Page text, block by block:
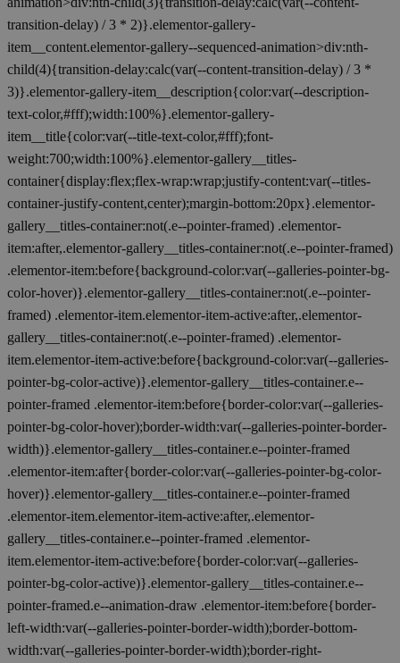
transition-delay) / 3 * 2)}.elementor-gallery-
item__content.elementor-gallery--sequenced-animation>div:nth-
child(4){transition-delay:calc(var(--content-transition-delay) / 3 *
3)}.elementor-gallery-item__description{color:var(--description-
text-color,#fff);width:100%}.elementor-gallery-
item__title{color:var(--title-text-color,#fff);font-
weight:700;width:100%}.elementor-gallery__titles-
container{display:flex;flex-wrap:wrap;justify-content:var(--titles-
container-justify-content,center);margin-bottom:20px}.elementor-
gallery__titles-container:not(.e--pointer-framed) .elementor-
item:after,.elementor-gallery__titles-container:not(.e--pointer-framed)
.elementor-item:before{background-color:var(--galleries-pointer-bg-
color-hover)}.elementor-gallery__titles-container:not(.e--pointer-
framed) .elementor-item.elementor-item-active:after,.elementor-
gallery__titles-container:not(.e--pointer-framed) .elementor-
item.elementor-item-active:before{background-color:var(--galleries-
pointer-bg-color-active)}.elementor-gallery__titles-container.e--
pointer-framed .elementor-item:before{border-color:var(--galleries-
pointer-bg-color-hover);border-width:var(--galleries-pointer-border-
width)}.elementor-gallery__titles-container.e--pointer-framed
.elementor-item:after{border-color:var(--galleries-pointer-bg-color-
hover)}.elementor-gallery__titles-container.e--pointer-framed
.elementor-item.elementor-item-active:after,.elementor-
gallery__titles-container.e--pointer-framed .elementor-
item.elementor-item-active:before{border-color:var(--galleries-
pointer-bg-color-active)}.elementor-gallery__titles-container.e--
pointer-framed.e--animation-draw .elementor-item:before{border-
left-width:var(--galleries-pointer-border-width);border-bottom-
width:var(--galleries-pointer-border-width);border-right-